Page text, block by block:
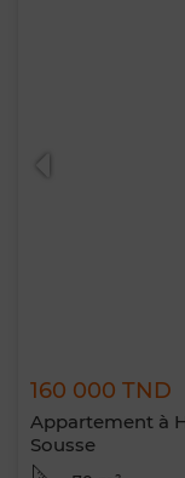
160 000 TND
Appartement à
Sousse